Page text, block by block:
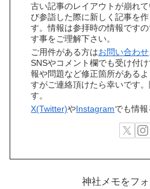
古い記事のレイアウトが崩れ
び参詣した際に新しく記事を
す。情報は参拝時の情報です
す事をご理解下さい。
ご用件がある方はお問い合わせ
SNSやコメント欄でも受け付
報や問題など修正箇所がある
すがご連絡頂けたら幸いです
す。
X(Twitter)やInstagramでも情報
神社メモをフ